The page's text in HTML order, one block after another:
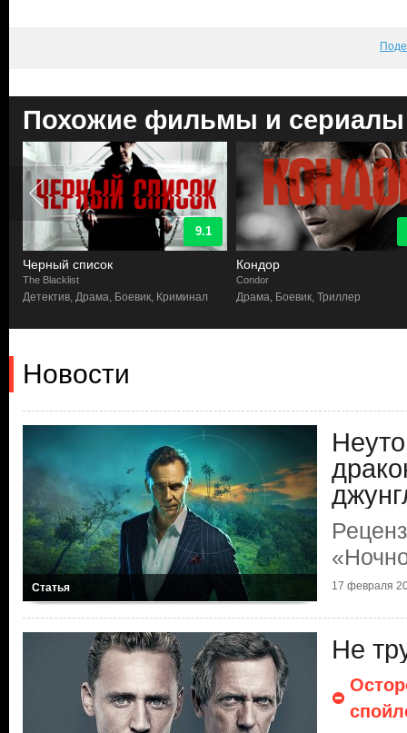
Похожие фильмы и сериалы
9.1
Черный список
The Blacklist
Детектив, Драма, Боевик, Криминал
Кондор
Condor
Драма, Боевик, Триллер
Новости
Статья 17 февраля
Не